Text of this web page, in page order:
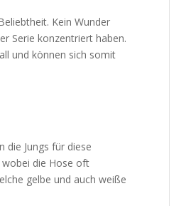
Kein Wunder
Serie konzentriert haben.
und können sich somit
die Jungs für diese
wobei die Hose oft
gelbe und auch weiße